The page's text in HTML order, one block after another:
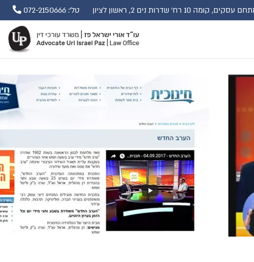
רח' שדרות נים 2, ראשון לציון טל': 072-2150666